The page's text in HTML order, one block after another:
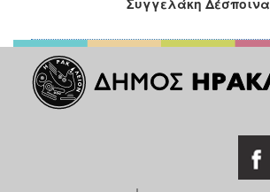
Σταθμών
Δημοτικό
Ιατρείο
Ξενώνας